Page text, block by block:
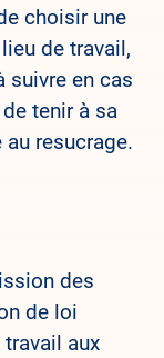
choisir une
de travail,
suivre en cas
tenir à sa
resucrage.
des
de loi
travail aux